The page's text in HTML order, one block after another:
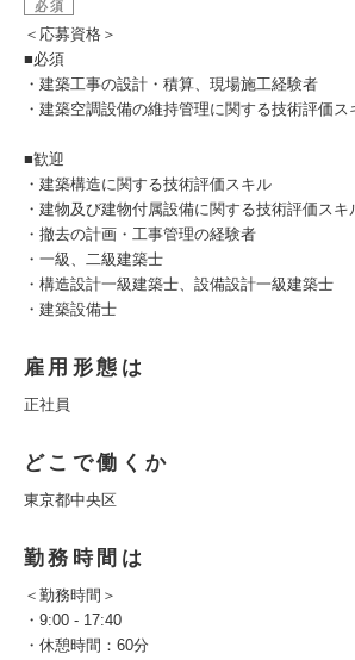
必須
＜応募資格＞
■必須
・建築工事の設計・積算、現場施工経験者
・建築空調設備の維持管理に関する技術評価ス
■歓迎
・建築構造に関する技術評価スキル
・建物及び建物付属設備に関する技術評価スキ
・撤去の計画・工事管理の経験者
・一級、二級建築士
・構造設計一級建築士、設備設計一級建築士
・建築設備士
雇用形態は
正社員
どこで働くか
東京都中央区
勤務時間は
＜勤務時間＞
・9:00 - 17:40
・休憩時間：60分